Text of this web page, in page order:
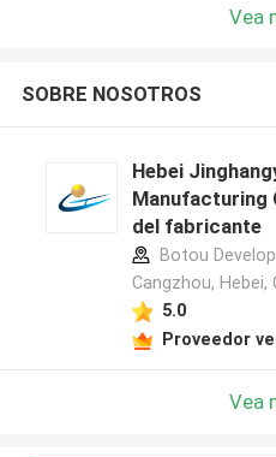
Vea
SOBRE NOSOTROS
Hebei
Manufacturing
del fabricante
Botou
Cangzhou, Hebei,
5.0
Proveedor
Vea